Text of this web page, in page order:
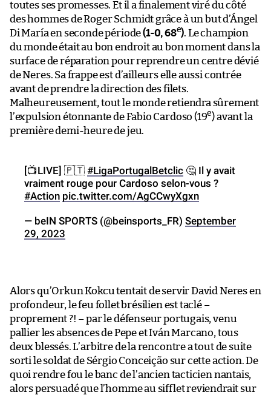
toutes ses promesses. Et il a finalement viré du côté
des hommes de Roger Schmidt grâce à un but d’Ángel
Di María en seconde période(1-0, 68e). Le champion
du monde était au bon endroit au bon moment dans la
surface de réparation pour reprendre un centre dévié
de Neres. Sa frappe est d’ailleurs elle aussi contrée
avant de prendre la direction des filets.
Malheureusement, tout le monde retiendra sûrement
l’expulsion étonnante de Fabio Cardoso (19e) avant la
première demi-heure de jeu.
[📺LIVE] 🇵🇹 #LigaPortugalBetclic 🤔 Il y avait
vraiment rouge pour Cardoso selon-vous ?
#Action pic.twitter.com/AgCCwyXgxn
— beIN SPORTS (@beinsports_FR) September
29, 2023
Alors qu’Orkun Kokcu tentait de servir David Neres en
profondeur, le feu follet brésilien est taclé –
proprement ?! – par le défenseur portugais, venu
pallier les absences de Pepe et Iván Marcano, tous
deux blessés. L’arbitre de la rencontre a tout de suite
sorti le soldat de Sérgio Conceição sur cette action. De
quoi rendre fou le banc de l’ancien tacticien nantais,
alors persuadé que l’homme au sifflet reviendrait sur